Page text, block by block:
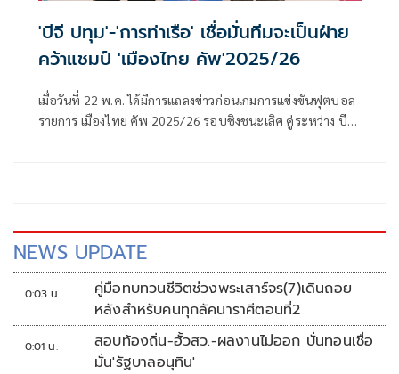
'บีจี ปทุม'-'การท่าเรือ' เชื่อมั่นทีมจะเป็นฝ่าย
คว้าแชมป์ 'เมืองไทย คัพ'2025/26
เมื่อวันที่ 22 พ.ค. ได้มีการแถลงข่าวก่อนเกมการแข่งขันฟุตบอล
รายการ เมืองไทย คัพ 2025/26 รอบชิงชนะเลิศ คู่ระหว่าง บีจี
NEWS UPDATE
0:03 น.
คู่มือทบทวนชีวิตช่วงพระเสาร์จร(7)เดินถอย
หลังสำหรับคนทุกลัคนาราศีตอนที่2
0:01 น.
สอบท้องถิ่น-ฮั้วสว.-ผลงานไม่ออก บั่นทอนเชื่อ
มั่น'รัฐบาลอนุทิน'